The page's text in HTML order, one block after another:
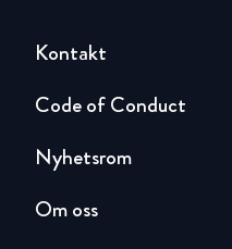
Code of Conduct
Nyhetsrom
Om oss
Kontakt